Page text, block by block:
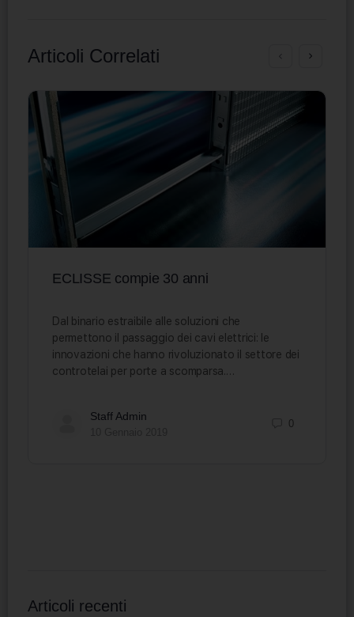
Articoli Correlati
ECLISSE compie 30 anni
Dal binario estraibile alle soluzioni che
permettono il passaggio dei cavi elettrici: le
innovazioni che hanno rivoluzionato il settore dei
controtelai per porte a scomparsa.…
Staff Admin
0
Articoli recenti